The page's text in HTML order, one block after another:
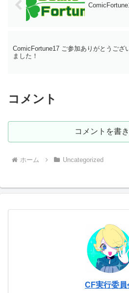
ComicFortune17 ご参加ありがとうござ
ました！
コメント
コメントを書
ホーム Uncategorized
CF実行委員